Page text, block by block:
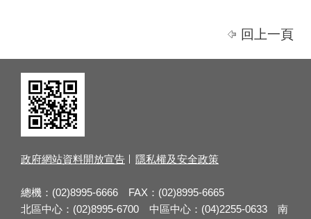
回上一頁
政府網站資料開放宣告 隱私權及安全政策
總機：(02)8995-6666 FAX：(02)8995-6665
北區中心：(02)8995-6700 中區中心：(04)2255-0633 南